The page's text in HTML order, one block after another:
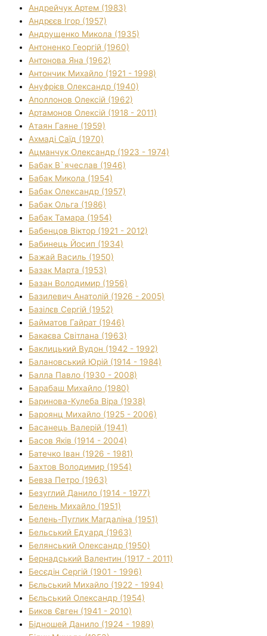
Андрейчук Артем (1983)
Андрєєв Ігор (1957)
Андрущенко Микола (1935)
Антоненко Георгій (1960)
Антонова Яна (1962)
Антончик Михайло (1921 - 1998)
Ануфрієв Олександр (1940)
Аполлонов Олексій (1962)
Артамонов Олексій (1918 - 2011)
Атаян Гаяне (1959)
Ахмаді Саїд (1970)
Ацманчук Олександр (1923 - 1974)
Бабак В`ячеслав (1946)
Бабак Микола (1954)
Бабак Олександр (1957)
Бабак Ольга (1986)
Бабак Тамара (1954)
Бабенцов Віктор (1921 - 2012)
Бабинець Йосип (1934)
Бажай Василь (1950)
Базак Марта (1953)
Базан Володимир (1956)
Базилевич Анатолій (1926 - 2005)
Базілєв Сергій (1952)
Байматов Гайрат (1946)
Бакаєва Світлана (1963)
Баклицький Вудон (1942 - 1992)
Балановський Юрій (1914 - 1984)
Балла Павло (1930 - 2008)
Барабаш Михайло (1980)
Баринова-Кулеба Віра (1938)
Бароянц Михайло (1925 - 2006)
Басанець Валерій (1941)
Басов Яків (1914 - 2004)
Батечко Іван (1926 - 1981)
Бахтов Володимир (1954)
Бевза Петро (1963)
Безуглий Данило (1914 - 1977)
Белень Михайло (1951)
Белень-Пуглик Магдаліна (1951)
Бельський Едуард (1963)
Белянський Олександр (1950)
Бернадський Валентин (1917 - 2011)
Бесєдін Сергій (1901 - 1996)
Бєльський Михайло (1922 - 1994)
Бєльський Олександр (1954)
Биков Євген (1941 - 2010)
Бідношей Данило (1924 - 1989)